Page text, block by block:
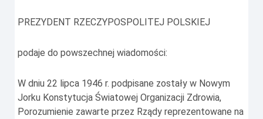
PREZYDENT RZECZYPOSPOLITEJ POLSKIEJ
podaje do powszechnej wiadomości:
W dniu 22 lipca 1946 r. podpisane zostały w Nowym
Jorku Konstytucja Światowej Organizacji Zdrowia,
Porozumienie zawarte przez Rządy reprezentowane na